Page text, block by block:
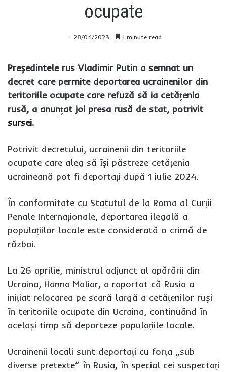
ocupate
28/04/2023 1 minute read
Președintele rus Vladimir Putin a semnat un
decret care permite deportarea ucrainenilor din
teritoriile ocupate care refuză să ia cetățenia
rusă, a anunțat joi presa rusă de stat, potrivit
sursei.
Potrivit decretului, ucrainenii din teritoriile
ocupate care aleg să își păstreze cetățenia
ucraineană pot fi deportați după 1 iulie 2024.
În conformitate cu Statutul de la Roma al Curții
Penale Internaționale, deportarea ilegală a
populațiilor locale este considerată o crimă de
război.
La 26 aprilie, ministrul adjunct al apărării din
Ucraina, Hanna Maliar, a raportat că Rusia a
inițiat relocarea pe scară largă a cetățenilor ruși
în teritoriile ocupate din Ucraina, continuând în
același timp să deporteze populațiile locale.
Ucrainenii locali sunt deportați cu forța „sub
diverse pretexte” în Rusia, în special cei suspectați